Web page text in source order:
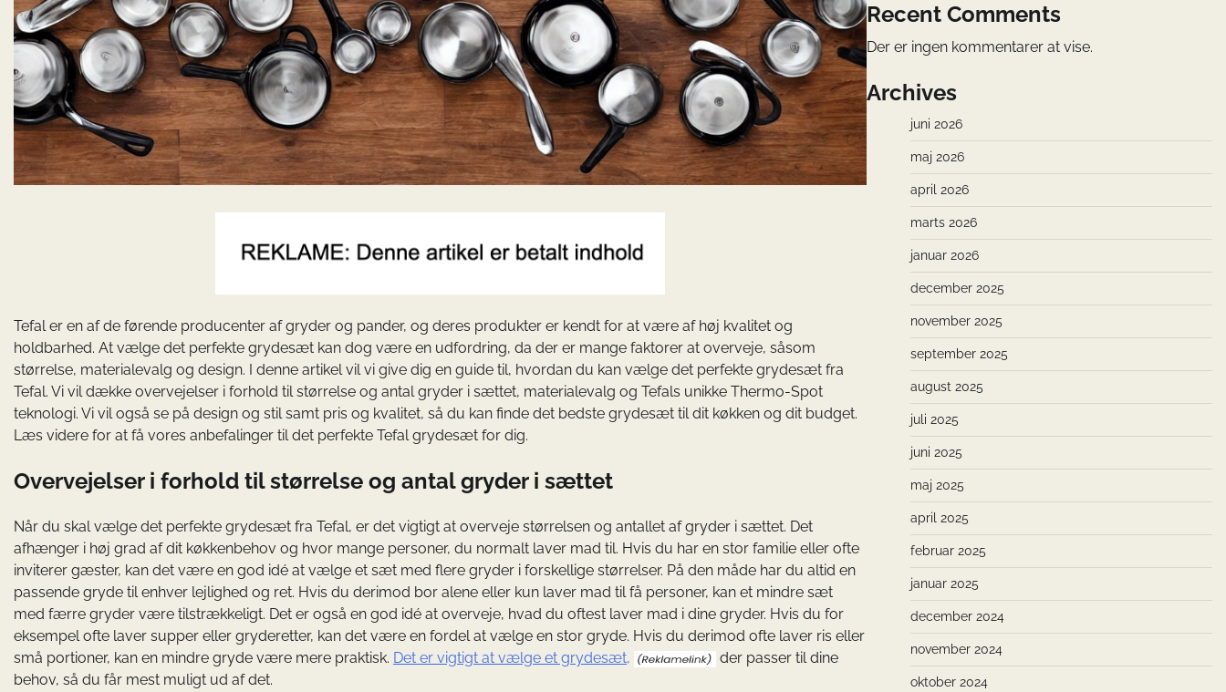
Tefal er en af de førende producenter af gryder og pander, og deres produkter er kendt for at være af høj kvalitet og
holdbarhed. At vælge det perfekte grydesæt kan dog være en udfordring, da der er mange faktorer at overveje, såsom
størrelse, materialevalg og design. I denne artikel vil vi give dig en guide til, hvordan du kan vælge det perfekte grydesæt fra
Tefal. Vi vil dække overvejelser i forhold til størrelse og antal gryder i sættet, materialevalg og Tefals unikke Thermo-Spot
teknologi. Vi vil også se på design og stil samt pris og kvalitet, så du kan finde det bedste grydesæt til dit køkken og dit budget.
Læs videre for at få vores anbefalinger til det perfekte Tefal grydesæt for dig.
Overvejelser i forhold til størrelse og antal gryder i sættet
Når du skal vælge det perfekte grydesæt fra Tefal, er det vigtigt at overveje størrelsen og antallet af gryder i sættet. Det
afhænger i høj grad af dit køkkenbehov og hvor mange personer, du normalt laver mad til. Hvis du har en stor familie eller ofte
inviterer gæster, kan det være en god idé at vælge et sæt med flere gryder i forskellige størrelser. På den måde har du altid en
passende gryde til enhver lejlighed og ret. Hvis du derimod bor alene eller kun laver mad til få personer, kan et mindre sæt
med færre gryder være tilstrækkeligt. Det er også en god idé at overveje, hvad du oftest laver mad i dine gryder. Hvis du for
eksempel ofte laver supper eller gryderetter, kan det være en fordel at vælge en stor gryde. Hvis du derimod ofte laver ris eller
små portioner, kan en mindre gryde være mere praktisk. Det er vigtigt at vælge et grydesæt,
der passer til dine
behov, så du får mest muligt ud af det.
Recent Comments
Der er ingen kommentarer at vise.
Archives
juni 2026
maj 2026
april 2026
marts 2026
januar 2026
december 2025
november 2025
september 2025
august 2025
juli 2025
juni 2025
maj 2025
april 2025
februar 2025
januar 2025
december 2024
november 2024
oktober 2024